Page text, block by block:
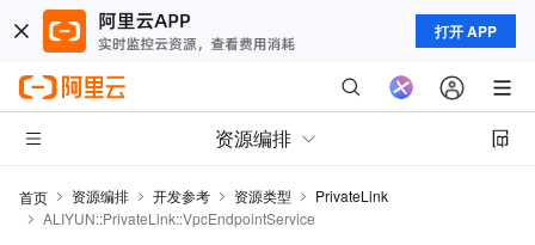
打开 APP
资源编排
首页 资源编排 开发参考 资源类型
PrivateLink
ALIYUN::PrivateLink::VpcEndpointService